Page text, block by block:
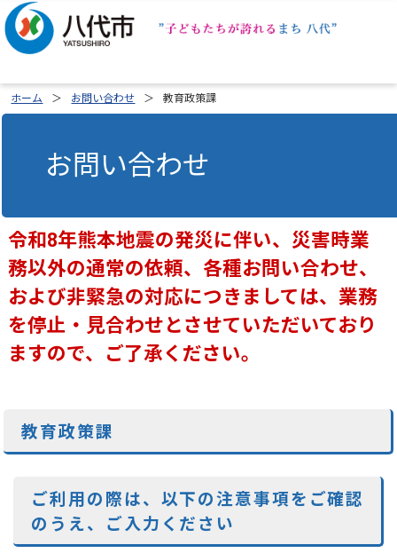
ホーム お問い合わせ 教育政策課
お問い合わせ
令和8年熊本地震の発災に伴い、災害時業
務以外の通常の依頼、各種お問い合わせ、
および非緊急の対応につきましては、業務
を停止・見合わせとさせていただいており
ますので、ご了承ください。
教育政策課
ご利用の際は、以下の注意事項をご確認
のうえ、ご入力ください